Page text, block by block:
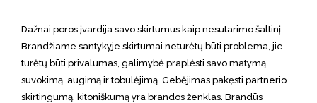
Dažnai poros įvardija savo skirtumus kaip nesutarimo šaltinį.
Brandžiame santykyje skirtumai neturėtų būti problema, jie
turėtų būti privalumas, galimybė praplėsti savo matymą,
suvokimą, augimą ir tobulėjimą. Gebėjimas pakęsti partnerio
skirtingumą, kitoniškumą yra brandos ženklas. Brandūs